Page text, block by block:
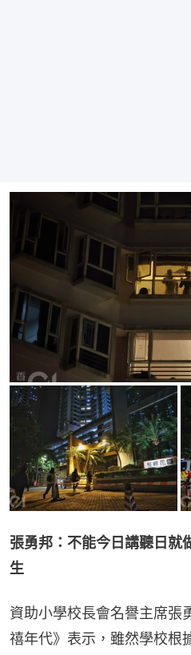
張勇邦：不能今日講聽日就
生
資助小學校長會名譽主席張
禧年代》表示，雖然學校根